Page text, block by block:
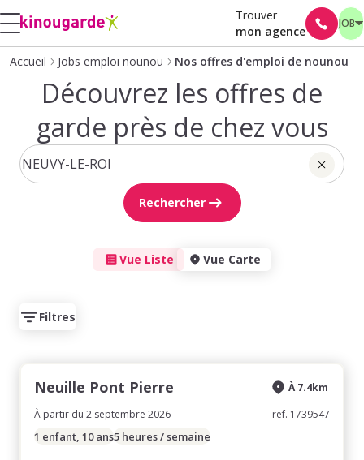
Trouver
mon agence
JOB
Accueil Jobs emploi nounou Nos offres d'emploi de nounou
Découvrez les offres de
garde près de chez vous
Rechercher
Vue Liste Vue Carte
Filtres
Neuille Pont Pierre
À partir du 2 septembre 2026
À 7.4km
ref. 1739547
1 enfant, 10 ans5 heures / semaine